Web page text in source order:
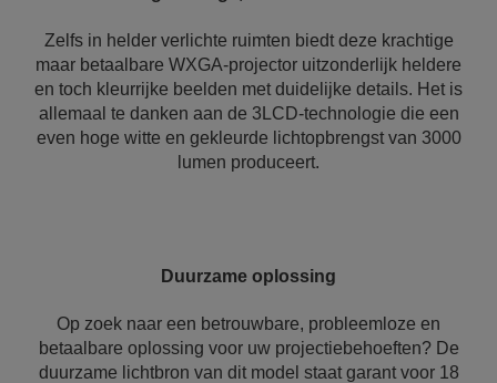
Zelfs in helder verlichte ruimten biedt deze krachtige
maar betaalbare WXGA-projector uitzonderlijk heldere
en toch kleurrijke beelden met duidelijke details. Het is
allemaal te danken aan de 3LCD-technologie die een
even hoge witte en gekleurde lichtopbrengst van 3000
lumen produceert.
Duurzame oplossing
Op zoek naar een betrouwbare, probleemloze en
betaalbare oplossing voor uw projectiebehoeften? De
duurzame lichtbron van dit model staat garant voor 18